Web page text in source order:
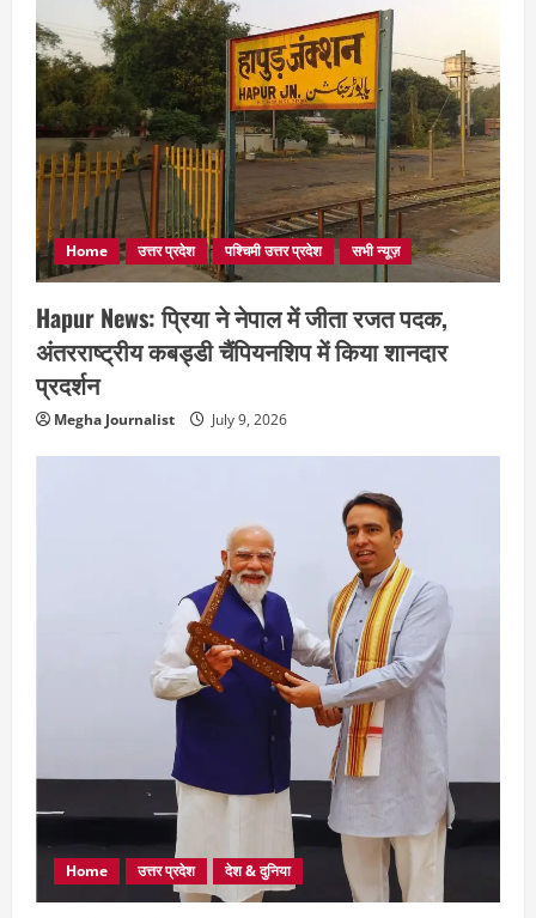
Home उत्तर प्रदेश पश्चिमी उत्तर प्रदेश सभी न्यूज़
Hapur News: प्रिया ने नेपाल में जीता रजत पदक,
अंतरराष्ट्रीय कबड्डी चैंपियनशिप में किया शानदार
प्रदर्शन
Megha Journalist July 9, 2026
Home उत्तर प्रदेश देश & दुनिया